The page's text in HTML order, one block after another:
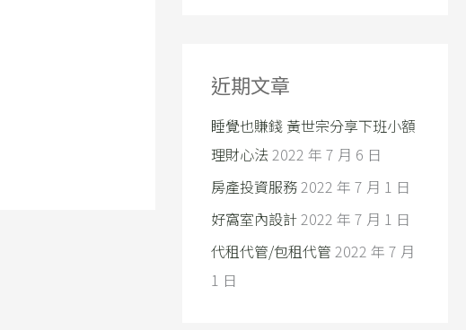
近期文章
睡覺也賺錢 黃世宗分享下班小額
理財心法2022 年 7 月 6 日
房產投資服務2022 年 7 月 1 日
好窩室內設計2022 年 7 月 1 日
代租代管/包租代管 2022 年 7 月
1 日